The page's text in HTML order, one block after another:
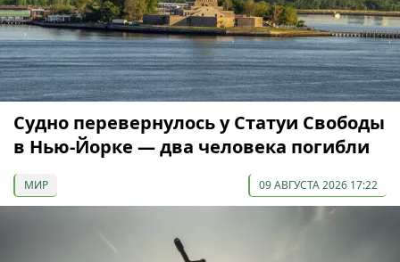
Судно перевернулось у Статуи Свободы
в Нью-Йорке — два человека погибли
МИР 09 АВГУСТА 2026 17:22